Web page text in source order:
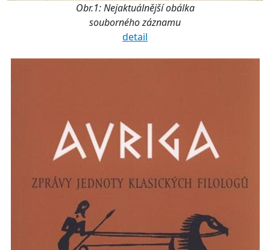
Obr.1: Nejaktuálnější obálka
souborného záznamu
detail